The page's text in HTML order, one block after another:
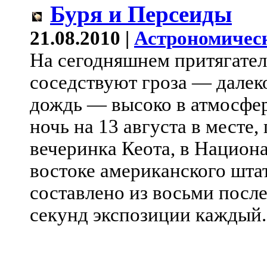
Буря и Персеиды
21.08.2010 |
На сегодняшнем
соседствуют гроза —
дождь — высоко в
ночь на 13 августа в месте,
вечеринка Кеота, в
востоке американского
составлено из восьми
секунд экспозиции каждый.